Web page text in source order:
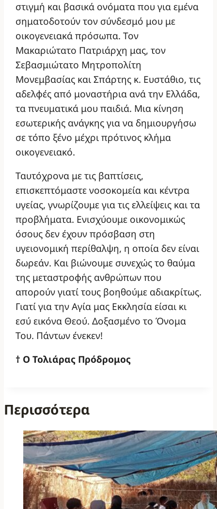
στιγμή και βασικά ονόματα που για εμένα
σηματοδοτούν τον σύνδεσμό μου με
οικογενειακά πρόσωπα. Τον
Μακαριώτατο Πατριάρχη μας, τον
Σεβασμιώτατο Μητροπολίτη
Μονεμβασίας και Σπάρτης κ. Ευστάθιο, τις
αδελφές από μοναστήρια ανά την Ελλάδα,
τα πνευματικά μου παιδιά. Μια κίνηση
εσωτερικής ανάγκης για να δημιουργήσω
σε τόπο ξένο μέχρι πρότινος κλήμα
οικογενειακό.
Ταυτόχρονα με τις βαπτίσεις,
επισκεπτόμαστε νοσοκομεία και κέντρα
υγείας, γνωρίζουμε για τις ελλείψεις και τα
προβλήματα. Ενισχύουμε οικονομικώς
όσους δεν έχουν πρόσβαση στη
υγειονομική περίθαλψη, η οποία δεν είναι
δωρεάν. Και βιώνουμε συνεχώς το θαύμα
της μεταστροφής ανθρώπων που
απορούν γιατί τους βοηθούμε αδιακρίτως.
Γιατί για την Αγία μας Εκκλησία είσαι κι
εσύ εικόνα Θεού. Δοξασμένο το Όνομα
Του. Πάντων ένεκεν!
† Ο Τολιάρας Πρόδρομος
Περισσότερα